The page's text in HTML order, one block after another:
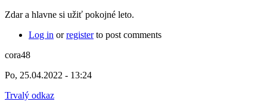
Zdar a hlavne si užiť pokojné leto.
Log in orregisterto post comments
cora48
Po, 25.04.2022 - 13:24
Trvalý odkaz